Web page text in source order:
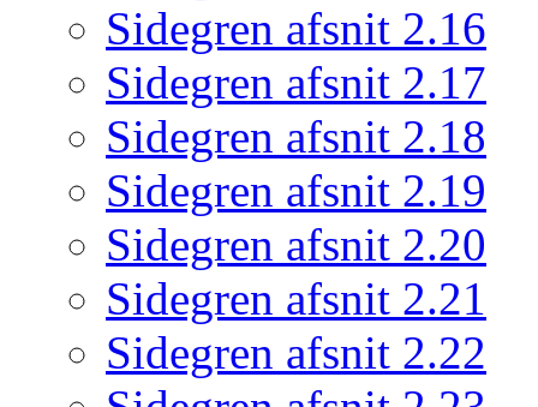
Sidegren afsnit 2.16
Sidegren afsnit 2.17
Sidegren afsnit 2.18
Sidegren afsnit 2.19
Sidegren afsnit 2.20
Sidegren afsnit 2.21
Sidegren afsnit 2.22